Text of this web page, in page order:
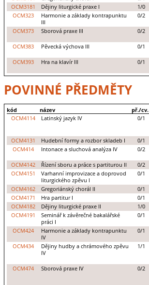
OCM3181
Dějiny liturgické praxe I 1/0
OCM323
Harmonie a základy kontrapunktu
III
0/2
OCM373 Sborová praxe III 0/2
OCM383 Pěvecká výchova III 0/1
OCM393 Hra na klavír III 0/1
POVINNÉ PŘEDMĚTY
kód název př./cv.
OCM4114
Latinský jazyk IV 0/1
OCM4131 Hudební formy a rozbor skladeb I 0/1
OCM414
Intonace a sluchová analýza IV 0/2
OCM4142 Řízení sboru a práce s partiturou II 0/2
OCM4151
Varhanní improvizace a doprovod
liturgického zpěvu I
0/1
OCM4162 Gregoriánský chorál II 0/1
OCM4171
Hra partitur I 0/1
OCM4182
Dějiny liturgické praxe II 1/0
OCM4191
Seminář k závěrečné bakalářské
práci I
0/1
OCM424
Harmonie a základy kontrapunktu
IV
0/1
OCM434
Dějiny hudby a chrámového zpěvu
IV
1/1
OCM474 Sborová praxe IV 0/2